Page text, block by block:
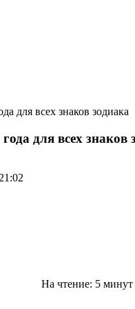
для всех знаков зодиака
для всех знаков
На чтение: 5 минут